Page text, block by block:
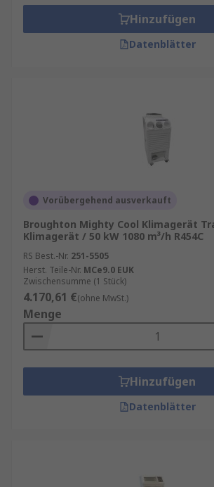
Hinzufügen
Datenblätter
Vorübergehend ausverkauft
Broughton Mighty Cool Klimagerät
Klimagerät / 50 kW 1080 m³/h R454C
RS Best.-Nr. 251-5505
Herst. Teile-Nr. MCe9.0 EUK
Zwischensumme (1 Stück)
4.170,61 €(ohne MwSt.)
Menge
Hinzufügen
Datenblätter